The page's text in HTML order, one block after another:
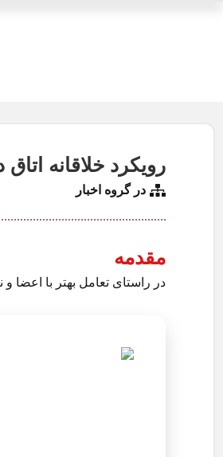
رویکرد خلاقانه اتاق
در گروه اخبار
مقدمه
در راستای تعامل بهتر با اعضا